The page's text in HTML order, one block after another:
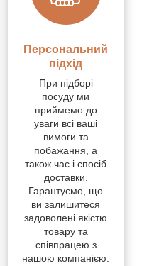
Персональний
підхід
При підборі
посуду ми
приймемо до
уваги всі ваші
вимоги та
побажання, а
також час і спосіб
доставки.
Гарантуємо, що
ви залишитеся
задоволені якістю
товару та
співпрацею з
нашою компанією.